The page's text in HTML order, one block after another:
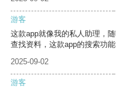
游客
这款app就像我的私人助理，
查找资料，这款app的搜索功
2025-09-02
游客